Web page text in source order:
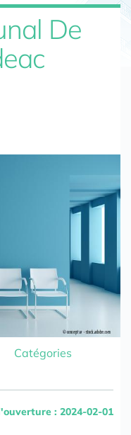
De
Catégories
: 2024-02-01